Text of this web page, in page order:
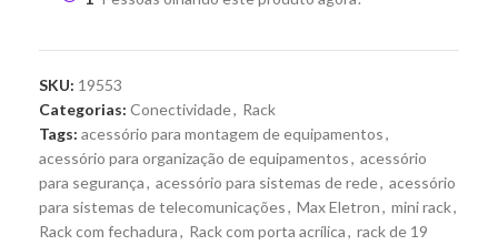
SKU: 19553
Categorias: Conectividade, Rack
Tags: acessório para montagem de equipamentos,
acessório para organização de equipamentos, acessório
para segurança, acessório para sistemas de rede, acessório
para sistemas de telecomunicações, Max Eletron, mini rack,
Rack com fechadura, Rack com porta acrílica, rack de 19